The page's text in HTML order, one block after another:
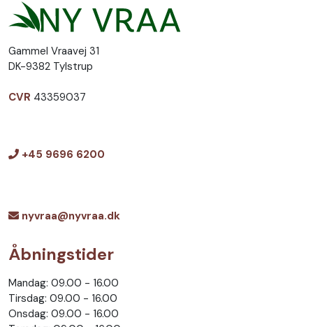
Gammel Vraavej 31
DK-9382 Tylstrup
CVR 43359037
+45 9696 6200
nyvraa@nyvraa.dk
Åbningstider
Mandag: 09.00 - 16.00
Tirsdag: 09.00 - 16.00
Onsdag: 09.00 - 16.00